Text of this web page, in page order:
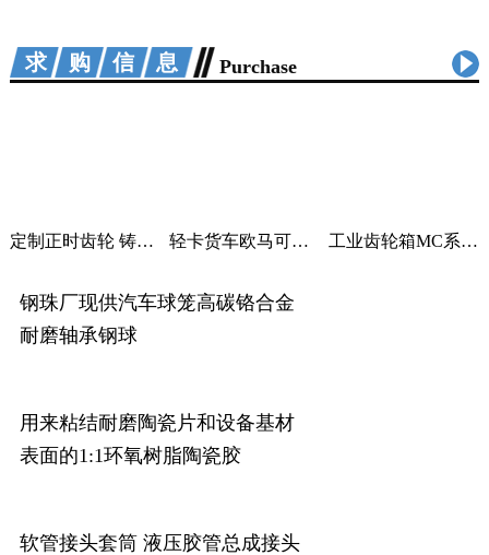
求购信息 Purchase
定制正时齿轮 铸铁曲轴加工 适用汽车机械 轻卡货车欧马可采尔孚变速箱ZF5S400V变速箱 工业齿轮箱MC系列大功率减速机M系列直角变速器平行变速箱
钢珠厂现供汽车球笼高碳铬合金
耐磨轴承钢球
用来粘结耐磨陶瓷片和设备基材
表面的1:1环氧树脂陶瓷胶
软管接头套筒 液压胶管总成接头